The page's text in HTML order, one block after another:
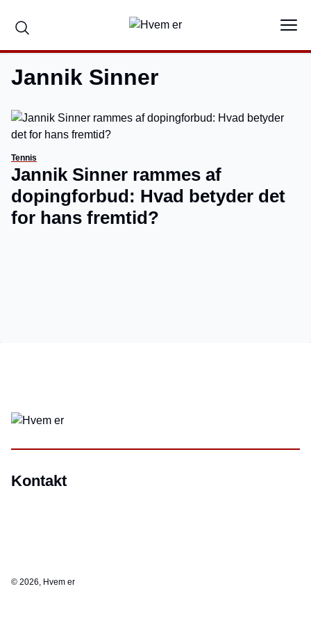
Jannik Sinner
Tennis
Jannik Sinner rammes af
dopingforbud: Hvad betyder det
for hans fremtid?
Kontakt
© 2026, Hvem er